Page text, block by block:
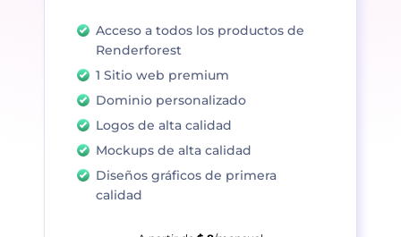
Acceso a todos los productos de
Renderforest
1 Sitio web premium
Dominio personalizado
Logos de alta calidad
Mockups de alta calidad
Diseños gráficos de primera
calidad